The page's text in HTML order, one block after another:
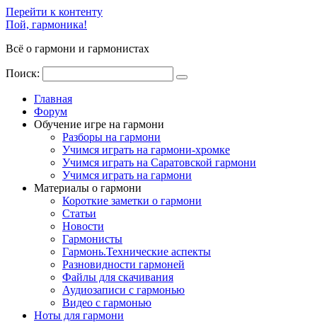
Перейти к контенту
Пой, гармоника!
Всё о гармони и гармонистах
Поиск:
Главная
Форум
Обучение игре на гармони
Разборы на гармони
Учимся играть на гармони-хромке
Учимся играть на Саратовской гармони
Учимся играть на гармони
Материалы о гармони
Короткие заметки о гармони
Cтатьи
Новости
Гармонисты
Гармонь.Технические аспекты
Разновидности гармоней
Файлы для скачивания
Аудиозаписи с гармонью
Видео с гармонью
Ноты для гармони